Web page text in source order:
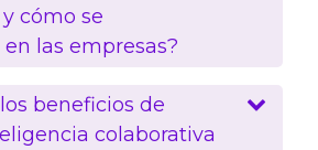
cómo se
las empresas?
beneficios de
colaborativa